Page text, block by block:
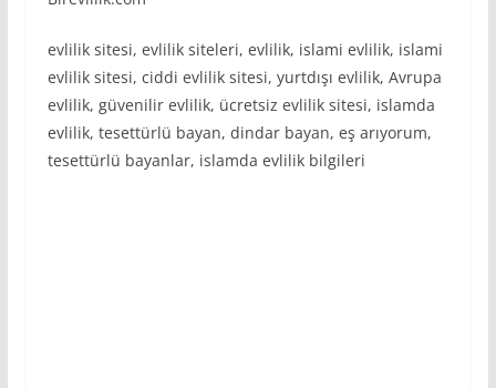
evlilik sitesi, evlilik siteleri, evlilik, islami evlilik, islami
evlilik sitesi, ciddi evlilik sitesi, yurtdışı evlilik, Avrupa
evlilik, güvenilir evlilik, ücretsiz evlilik sitesi, islamda
evlilik, tesettürlü bayan, dindar bayan, eş arıyorum,
tesettürlü bayanlar, islamda evlilik bilgileri